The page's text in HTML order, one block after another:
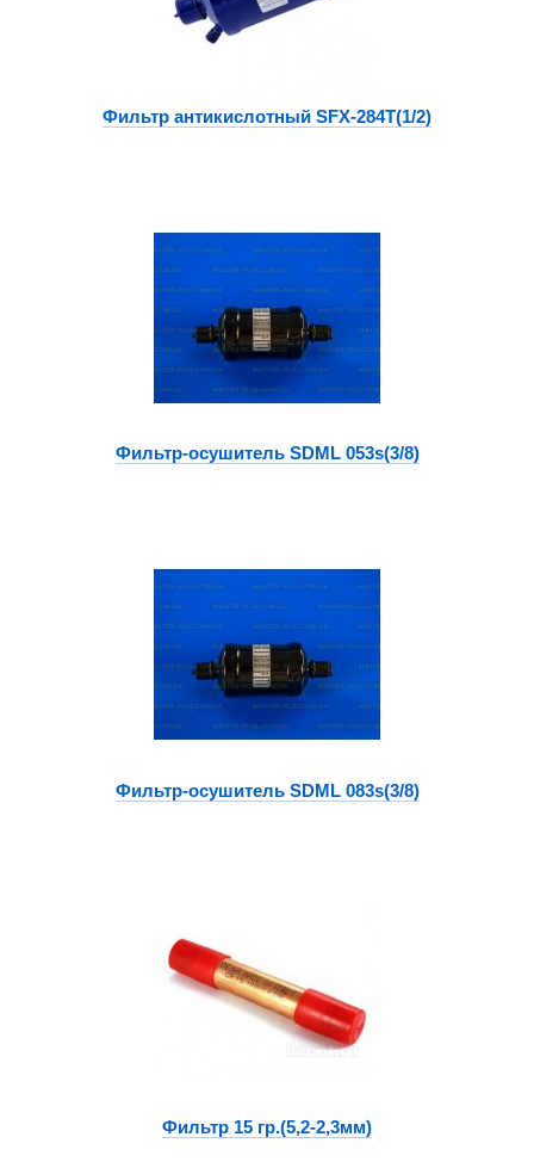
Фильтр антикислотный SFX-284T(1/2)
Фильтр-осушитель SDML 053s(3/8)
Фильтр-осушитель SDML 083s(3/8)
Фильтр 15 гр.(5,2-2,3мм)